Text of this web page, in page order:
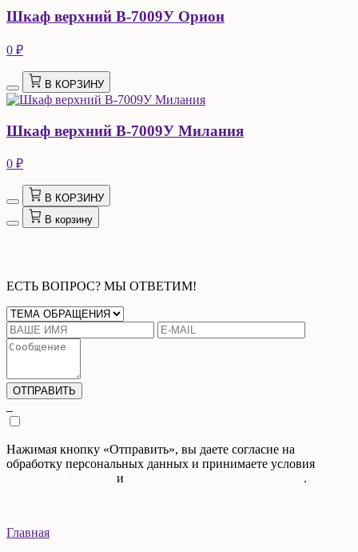
Шкаф верхний В-7009У Орион
0 ₽
В КОРЗИНУ
Шкаф верхний В-7009У Милания
0 ₽
В КОРЗИНУ
В корзину
ЕСТЬ ВОПРОС? МЫ ОТВЕТИМ!
Нажимая кнопку «Отправить», вы даете согласие на
обработку персональных данных и принимаете условия
и .
Главная